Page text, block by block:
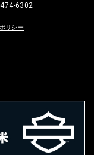
6302
リシー